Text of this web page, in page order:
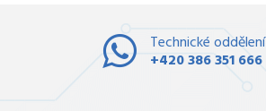
Technické oddělení
+420 386 351 666